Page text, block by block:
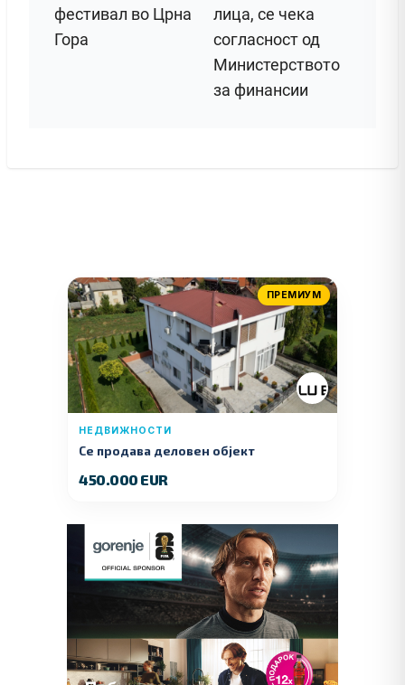
фестивал во Црна
Гора
лица, се чека
согласност од
Министерството
за финансии
ПРЕМИУМ
НЕДВИЖНОСТИ
Се продава деловен објект
450.000 EUR